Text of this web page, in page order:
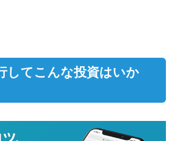
してこんな投資はいか